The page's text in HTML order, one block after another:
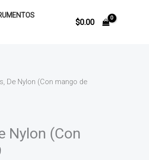
$0.00
De Nylon (Con mango de
Nylon (Con